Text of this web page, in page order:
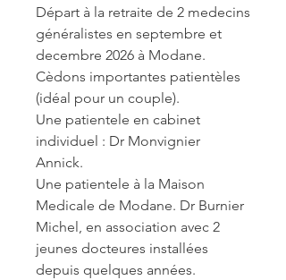
Départ à la retraite de 2 medecins
généralistes en septembre et
decembre 2026 à Modane.
Cèdons importantes patientèles
(idéal pour un couple).
Une patientele en cabinet
individuel : Dr Monvignier
Annick.
Une patientele à la Maison
Medicale de Modane. Dr Burnier
Michel, en association avec 2
jeunes docteures installées
depuis quelques années.